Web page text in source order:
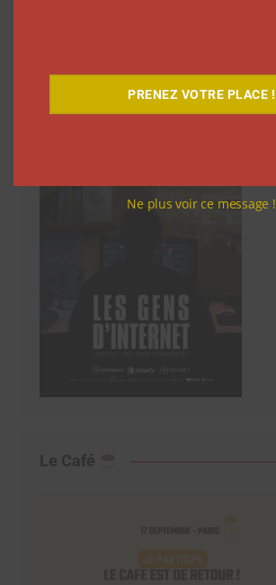
Découvrez notre documentaire
Le Café
PRENEZ VOTRE PLACE !
Ne plus voir ce message !